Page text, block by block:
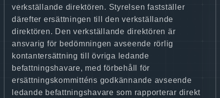
verkställande direktören. Styrelsen fastställer
därefter ersättningen till den verkställande
direktören. Den verkställande direktören är
ansvarig för bedömningen avseende rörlig
kontantersättning till övriga ledande
befattningshavare, med förbehåll för
ersättningskommitténs godkännande avseende
ledande befattningshavare som rapporterar direkt